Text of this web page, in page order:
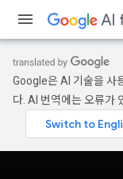
Google은 AI 기술을 사
다. AI 번역에는 오류가